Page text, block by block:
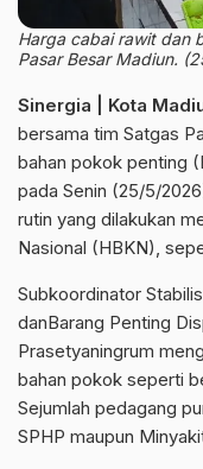
Harga cabai rawit dan
Pasar Besar Madiun.
Sinergia | Kota
bersama tim Satgas
bahan pokok penting
pada Senin (25/5/
rutin yang dilakukan
Nasional (HBKN),
Subkoordinator
danBarang Penting
Prasetyaningrum
bahan pokok seperti
Sejumlah pedagang
SPHP maupun